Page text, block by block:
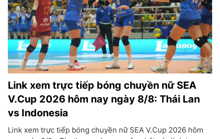
Link xem trực tiếp bóng chuyền nữ SEA
V.Cup 2026 hôm nay ngày 8/8: Thái Lan
vs Indonesia
Link xem trực tiếp bóng chuyền nữ SEA V.Cup 2026 hôm